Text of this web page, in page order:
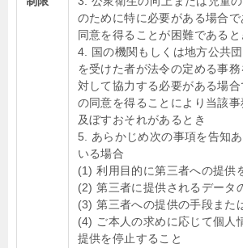
のために特に必要がある場合
同意を得ることが困難であると
4. 国の機関もしくは地方公共
を受けた者が法令の定める事
対して協力する必要がある場
の同意を得ることにより当該
及ぼすおそれがあるとき
5. あらかじめ次の事項を告知
いる場合
(1) 利用目的に第三者への提供
(2) 第三者に提供されるデータ
(3) 第三者への提供の手段また
(4) ご本人の求めに応じて個人
提供を停止すること